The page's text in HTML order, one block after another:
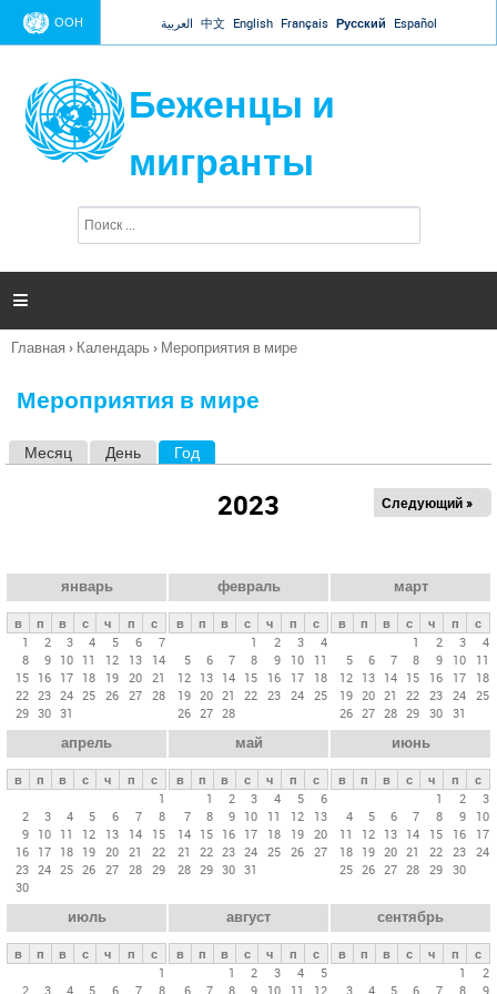
Jump to navigation
ООН العربية 中文 English Français Русский Español
Беженцы и
мигранты
п
и

Вы
Главная › Календарь › Мероприятия в мире
Мероприятия в мире
е
в
л
а
к
Месяц День Год
2023 Следующий »
январь
в п в с ч п
с
1
2 3 4 5 6
7
8
9 10 11 12 13
14
15 16 17 18 19 20 21
22 23 24 25 26 27 28
29 30 31
февраль
в п в с ч п
с
1
2 3
4
5
6 7 8 9 10
11
12 13 14 15 16 17
18
19 20 21 22 23 24 25
26 27 28
март
в п в с ч п
с
1
2 3
4
5
6 7 8 9 10
11
12 13 14 15 16 17
18
19 20 21 22 23 24 25
26 27 28 29 30 31
апрель
в п в с ч п
с
1
2
3 4 5 6 7
8
9 10 11 12 13 14
15
16 17 18 19 20 21
22
23 24 25 26 27 28 29
30
май
в п в с ч п
с
1
2 3 4 5
6
7
8 9 10 11 12
13
14 15 16 17 18 19 20
21
22 23 24 25 26 27
28 29 30 31
июнь
в п в с ч п
с
1
2
3
4
5 6 7 8 9
10
11
12 13 14 15 16
17
18 19 20 21 22 23 24
25 26 27 28 29 30
июль
в п в с ч п
с
1
2
3 4 5 6 7 8
август
в п в с ч п
с
1
2 3 4
5
6
7 8 9 10 11 12
сентябрь
в п в с ч п
с
1
2
3
4 5 6 7 8 9